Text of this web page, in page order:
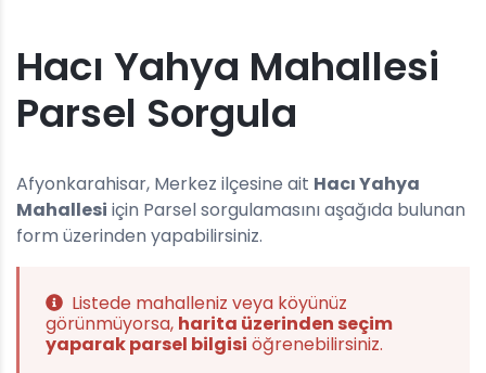
Hacı Yahya Mahallesi
Parsel Sorgula
Afyonkarahisar, Merkez ilçesine ait Hacı Yahya
Mahallesi için Parsel sorgulamasını aşağıda bulunan
form üzerinden yapabilirsiniz.
Listede mahalleniz veya köyünüz
görünmüyorsa, harita üzerinden seçim
yaparak parsel bilgisi öğrenebilirsiniz.